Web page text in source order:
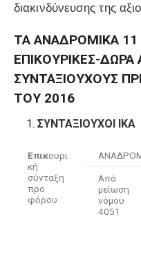
διακινδύνευσης της
ΤΑ ΑΝΑΔΡΟΜΙΚΑ
ΕΠΙΚΟΥΡΙΚΕΣ-ΔΩΡΑ
ΣΥΝΤΑΞΙΟΥΧΟΥΣ
ΤΟΥ 2016
ΣΥΝΤΑΞΙΟΥΧΟΙ ΙΚΑ
Επικουρι
κή
σύνταξη
προ
φόρου
Από
μείωση
νόμου
4051